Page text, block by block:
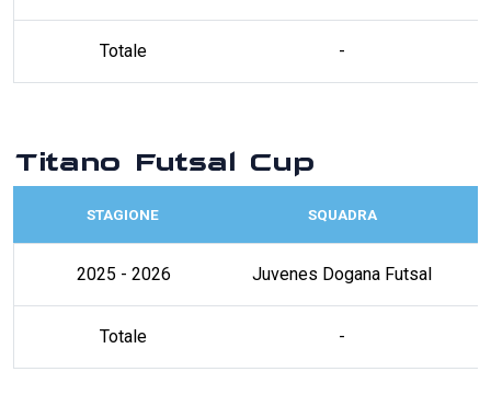
Totale -
Titano Futsal Cup
STAGIONE SQUADRA
2025 - 2026 Juvenes Dogana Futsal
Totale -